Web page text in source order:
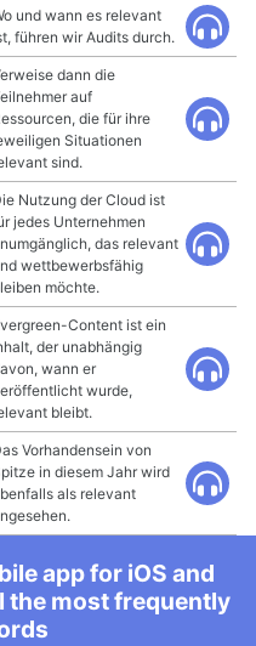
und wann es relevant
führen wir Audits durch.
dann die
auf
die für ihre
Situationen
sind.
Nutzung der Cloud ist
jedes Unternehmen
das relevant
wettbewerbsfähig
möchte.
Content ist ein
der unabhängig
wann er
wurde,
bleibt.
Vorhandensein von
in diesem Jahr wird
als relevant
app for iOS and
the most frequently